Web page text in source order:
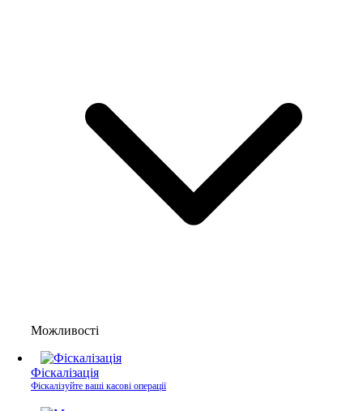
Можливості
Фіскалізація
Фіскалізуйте ваші касові операції